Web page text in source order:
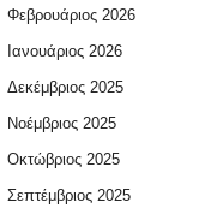
Φεβρουάριος 2026
Ιανουάριος 2026
Δεκέμβριος 2025
Νοέμβριος 2025
Οκτώβριος 2025
Σεπτέμβριος 2025